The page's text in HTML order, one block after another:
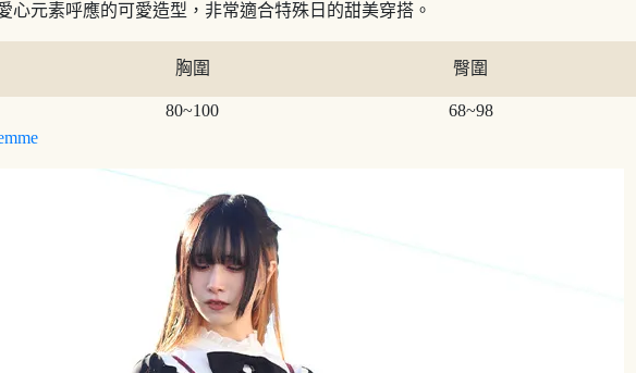
心元素呼應的可愛造型，非常適合特殊日的甜美穿搭。
胸圍 臀圍
80~100 68~98